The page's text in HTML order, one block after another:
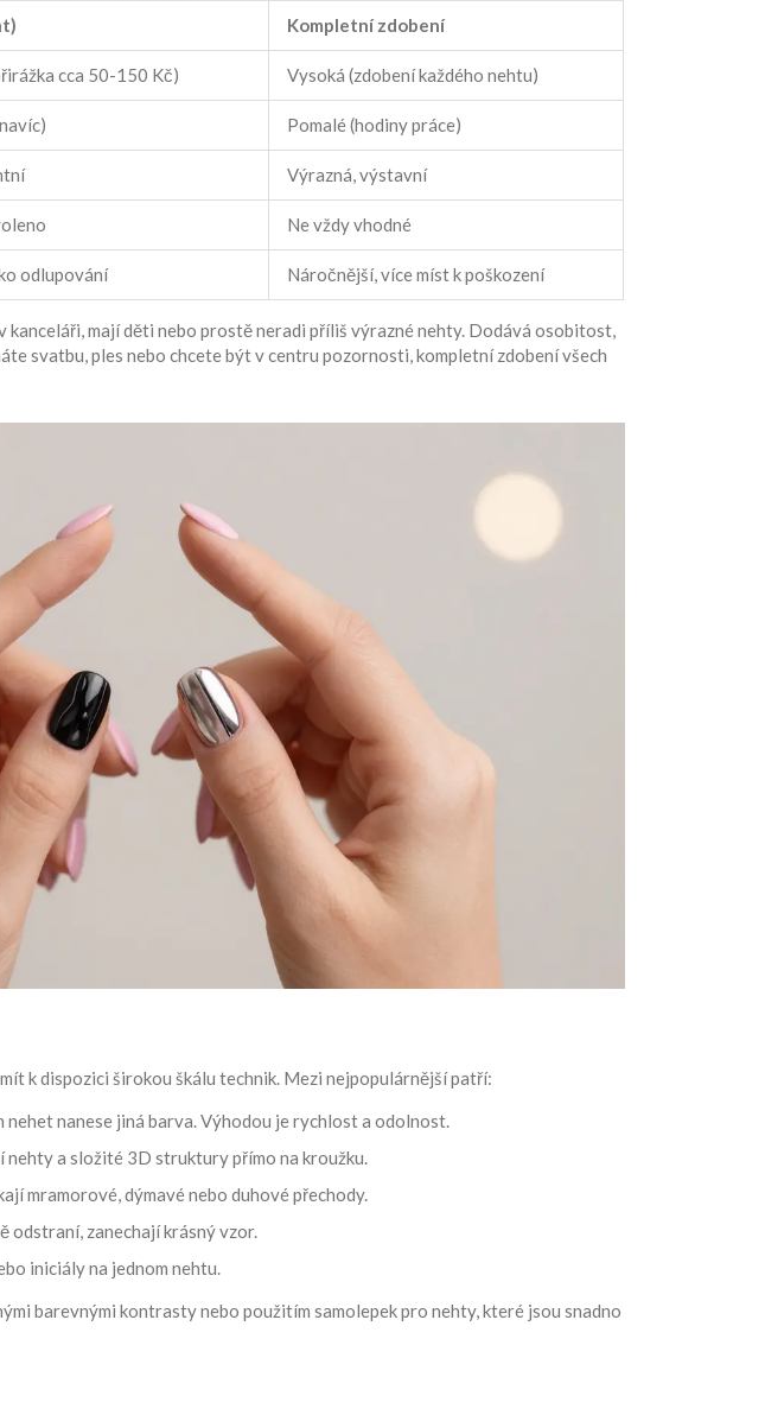
Kompletní zdobení
cca 50-150 Kč) Vysoká (zdobení každého nehtu)
Pomalé (hodiny práce)
Výrazná, výstavní
Ne vždy vhodné
odlupování Náročnější, více míst k poškození
kanceláři, mají děti nebo prostě neradi příliš výrazné nehty. Dodává osobitost,
svatbu, ples nebo chcete být v centru pozornosti, kompletní zdobení všech
k dispozici širokou škálu technik. Mezi nejpopulárnější patří:
nehet nanese jiná barva. Výhodou je rychlost a odolnost.
a složité 3D struktury přímo na kroužku.
mramorové, dýmavé nebo duhové přechody.
odstraní, zanechají krásný vzor.
iniciály na jednom nehtu.
barevnými kontrasty nebo použitím samolepek pro nehty, které jsou snadno